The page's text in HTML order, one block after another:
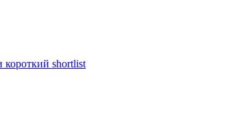
короткий shortlist